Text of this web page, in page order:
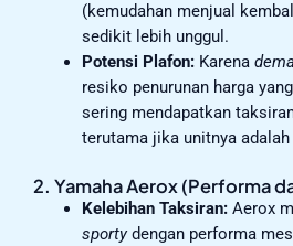
(kemudahan menjual
sedikit lebih unggul.
Potensi Plafon:Karena
resiko penurunan harga
sering mendapatkan
terutama jika unitnya
2. Yamaha Aerox (Performa
Kelebihan Taksiran:Aerox
sportydengan performa